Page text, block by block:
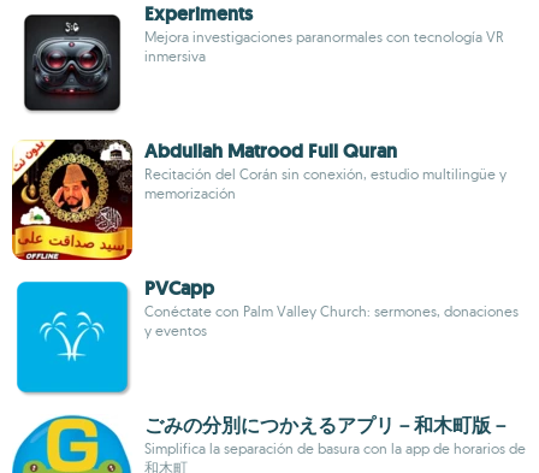
Experiments
Mejora investigaciones paranormales con tecnología VR
inmersiva
Abdullah Matrood Full Quran
Recitación del Corán sin conexión, estudio multilingüe y
memorización
PVCapp
Conéctate con Palm Valley Church: sermones, donaciones
y eventos
ごみの分別につかえるアプリ－和木町版－
Simplifica la separación de basura con la app de horarios de
和木町